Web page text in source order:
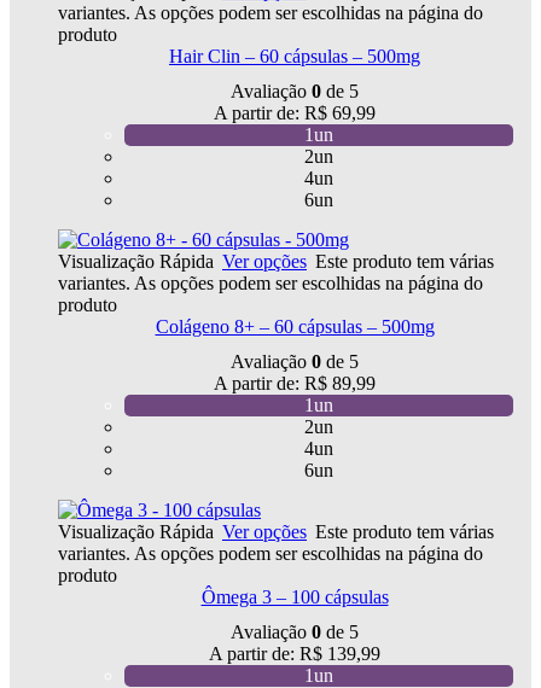
variantes. As opções podem ser escolhidas na página do
produto
Hair Clin – 60 cápsulas – 500mg
Avaliação 0 de 5
A partir de: R$ 69,99
1un
2un
4un
6un
Visualização Rápida Ver opções Este produto tem várias
variantes. As opções podem ser escolhidas na página do
produto
Colágeno 8+ – 60 cápsulas – 500mg
Avaliação 0 de 5
A partir de: R$ 89,99
1un
2un
4un
6un
Visualização Rápida Ver opções Este produto tem várias
variantes. As opções podem ser escolhidas na página do
produto
Ômega 3 – 100 cápsulas
Avaliação 0 de 5
A partir de: R$ 139,99
1un